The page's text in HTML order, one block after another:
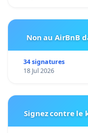
Non au AirBnB
34 signatures
18 Jul 2026
Signez contre le